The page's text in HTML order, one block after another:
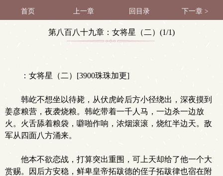
首页 上一章 回目录 下一章 >
第八百八十九章：女将星（二）(1/1)
：女将星（二）[3900珠珠加更]
韩屹不想坐以待毙，从伏虎岭后方小径绕出，深夜摸到
姜彦粮营，夜袭烧粮。韩屹带着一千人马，一边杀一边放
火。火舌舔着粮袋，噼啪作响，浓烟滚滚，烧红半边天。敌
军从四面八方涌来。
他本不欲恋战，打算突出重围，可上天却给了他一个大
赏赐。因后方安稳，鲜卑皇帝拓跋德的侄子拓跋律也宿在附